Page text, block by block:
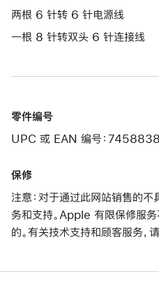
两根 6 针转 6 针电源线
一根 8 针转双头 6 针连接线
零件编号
UPC 或 EAN 编号：
保修
注意：对于通过此网站销售的
务和支持。Apple 有限保修服
的。有关技术支持和顾客服务，